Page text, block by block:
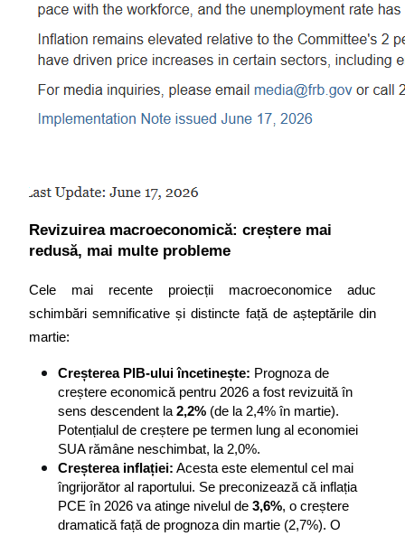
Revizuirea macroeconomică: creștere mai
redusă, mai multe probleme
Cele mai recente proiecții macroeconomice aduc
schimbări semnificative și distincte față de așteptările din
martie:
Creșterea PIB-ului încetinește: Prognoza de
creștere economică pentru 2026 a fost revizuită în
sens descendent la 2,2% (de la 2,4% în martie).
Potențialul de creștere pe termen lung al economiei
SUA rămâne neschimbat, la 2,0%.
Creșterea inflației: Acesta este elementul cel mai
îngrijorător al raportului. Se preconizează că inflația
PCE în 2026 va atinge nivelul de 3,6%, o creștere
dramatică față de prognoza din martie (2,7%). O